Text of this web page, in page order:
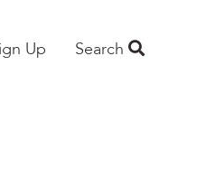
Up Search